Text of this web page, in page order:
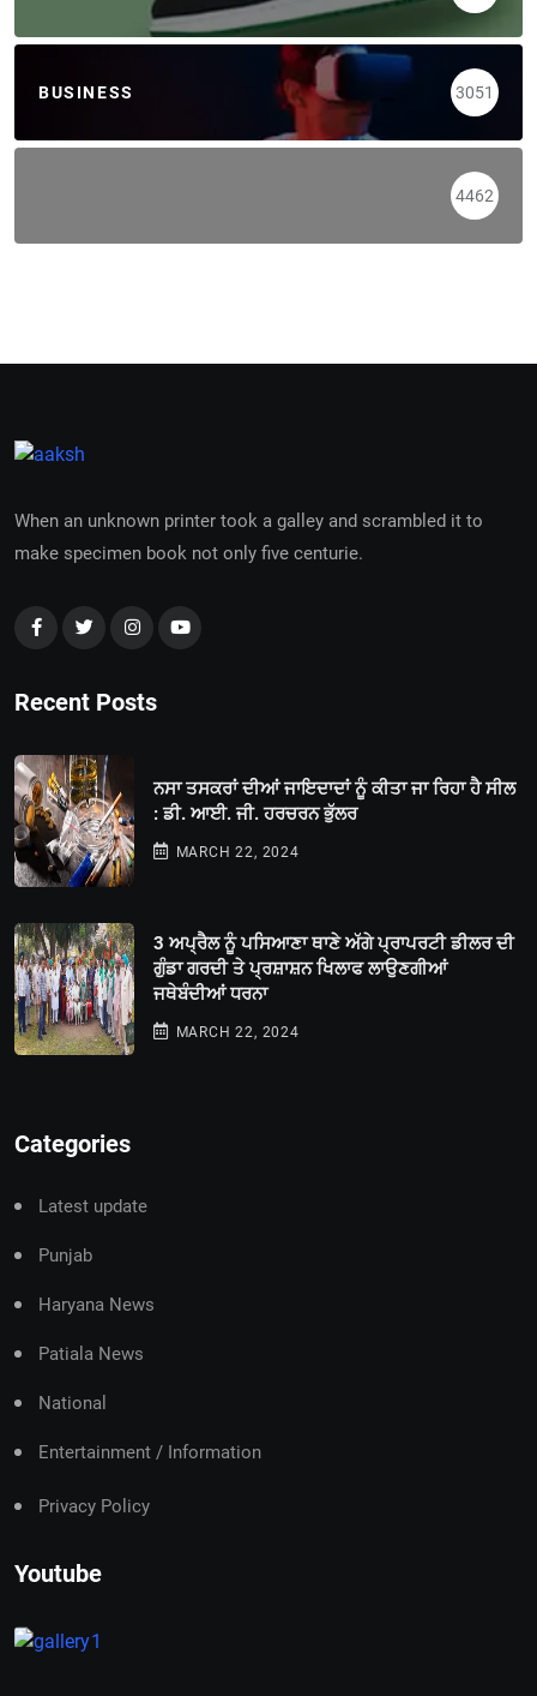
BUSINESS 3051
4462
When an unknown printer took a galley and scrambled it to
make specimen book not only five centurie.
Recent Posts
ਨਸਾ ਤਸਕਰਾਂ ਦੀਆਂ ਜਾਇਦਾਦਾਂ ਨੂੰ ਕੀਤਾ ਜਾ ਰਿਹਾ ਹੈ ਸੀਲ
: ਡੀ. ਆਈ. ਜੀ. ਹਰਚਰਨ ਭੁੱਲਰ
MARCH 22, 2024
3 ਅਪ੍ਰੈਲ ਨੂੰ ਪਸਿਆਣਾ ਥਾਣੇ ਅੱਗੇ ਪ੍ਰਾਪਰਟੀ ਡੀਲਰ ਦੀ
ਗੁੰਡਾ ਗਰਦੀ ਤੇ ਪ੍ਰਸ਼ਾਸ਼ਨ ਖਿਲਾਫ ਲਾਉਣਗੀਆਂ
ਜਥੇਬੰਦੀਆਂ ਧਰਨਾ
MARCH 22, 2024
Categories
Latest update
Punjab
Haryana News
Patiala News
National
Entertainment / Information
Privacy Policy
Youtube